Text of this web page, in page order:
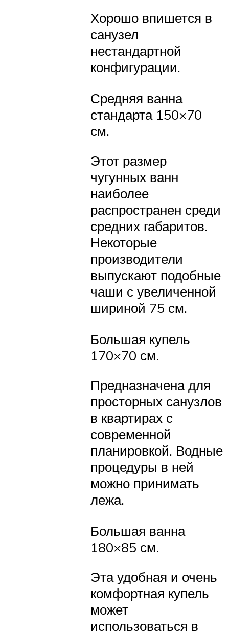
Хорошо впишется в
санузел
нестандартной
конфигурации.
Средняя ванна
стандарта 150×70
см.
Этот размер
чугунных ванн
наиболее
распространен среди
средних габаритов.
Некоторые
производители
выпускают подобные
чаши с увеличенной
шириной 75 см.
Большая купель
170×70 см.
Предназначена для
просторных санузлов
в квартирах с
современной
планировкой. Водные
процедуры в ней
можно принимать
лежа.
Большая ванна
180×85 см.
Эта удобная и очень
комфортная купель
может
использоваться в